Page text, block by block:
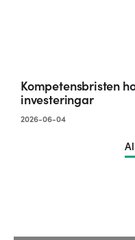
Kompetensbristen
investeringar
2026-06-04